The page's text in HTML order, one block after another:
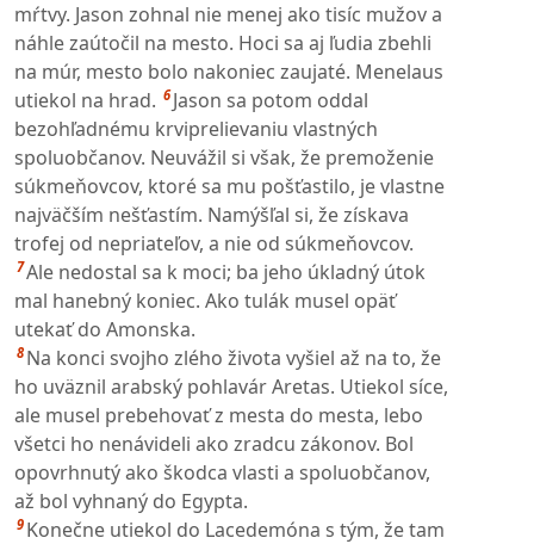
mŕtvy. Jason zohnal nie menej ako tisíc mužov a
náhle zaútočil na mesto. Hoci sa aj ľudia zbehli
na múr, mesto bolo nakoniec zaujaté. Menelaus
utiekol na hrad. 6 Jason sa potom oddal
bezohľadnému krviprelievaniu vlastných
spoluobčanov. Neuvážil si však, že premoženie
súkmeňovcov, ktoré sa mu pošťastilo, je vlastne
najväčším nešťastím. Namýšľal si, že získava
trofej od nepriateľov, a nie od súkmeňovcov.
7Ale nedostal sa k moci; ba jeho úkladný útok
mal hanebný koniec. Ako tulák musel opäť
utekať do Amonska.
8 Na konci svojho zlého života vyšiel až na to, že
ho uväznil arabský pohlavár Aretas. Utiekol síce,
ale musel prebehovať z mesta do mesta, lebo
všetci ho nenávideli ako zradcu zákonov. Bol
opovrhnutý ako škodca vlasti a spoluobčanov,
až bol vyhnaný do Egypta.
9 Konečne utiekol do Lacedemóna s tým, že tam